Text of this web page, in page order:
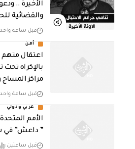
الأخيرة ..
والقضائية
قبل ساعة
أمن
اعتقال
بالإكراه تحت
مراكز
قبل ساعة
عربي ودولي
الأمم
” داعش” في
قبل ساعتين